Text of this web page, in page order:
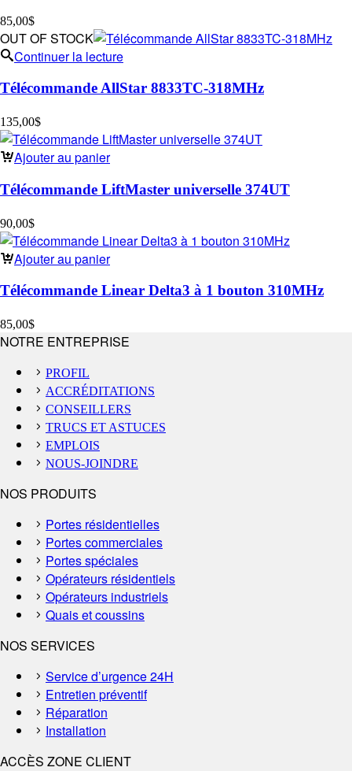
85,00$
OUT OF STOCK
Continuer la lecture
Télécommande AllStar 8833TC-318MHz
135,00$
Ajouter au panier
Télécommande LiftMaster universelle 374UT
90,00$
Ajouter au panier
Télécommande Linear Delta3 à 1 bouton 310MHz
85,00$
NOTRE ENTREPRISE
PROFIL
ACCRÉDITATIONS
CONSEILLERS
TRUCS ET ASTUCES
EMPLOIS
NOUS-JOINDRE
NOS PRODUITS
Portes résidentielles
Portes commerciales
Portes spéciales
Opérateurs résidentiels
Opérateurs industriels
Quais et coussins
NOS SERVICES
Service d’urgence 24H
Entretien préventif
Réparation
Installation
ACCÈS ZONE CLIENT